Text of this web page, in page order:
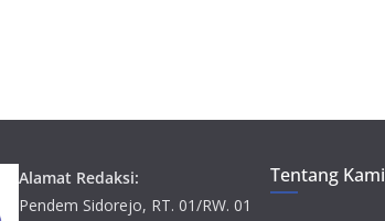
Alamat Redaksi:
Pendem Sidorejo, RT. 01/RW. 01
Tentang Kami